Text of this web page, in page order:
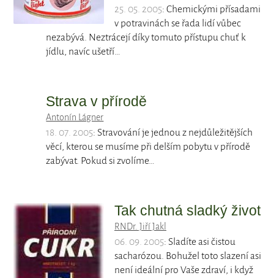
25. 05. 2005: Chemickými přísadami
v potravinách se řada lidí vůbec
nezabývá. Neztrácejí díky tomuto přístupu chuť k
jídlu, navíc ušetří…
Strava v přírodě
Antonín Lágner
18. 07. 2005: Stravování je jednou z nejdůležitějších
věcí, kterou se musíme při delším pobytu v přírodě
zabývat. Pokud si zvolíme…
Tak chutná sladký život
RNDr. Jiří Jakl
06. 09. 2005: Sladíte asi čistou
sacharózou. Bohužel toto slazení asi
není ideální pro Vaše zdraví, i když